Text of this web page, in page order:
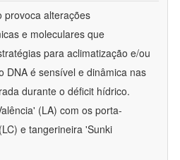
provoca alterações
e moleculares que
para aclimatização e/ou
DNA é sensível e dinâmica nas
durante o déficit hídrico.
(LA) com os porta-
e tangerineira 'Sunki